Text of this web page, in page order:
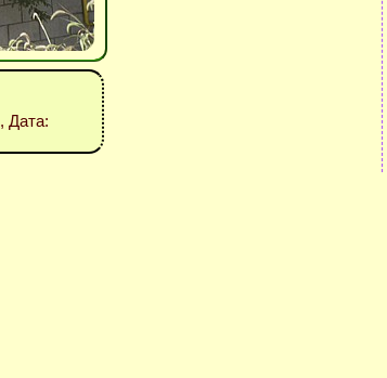
, Дата: